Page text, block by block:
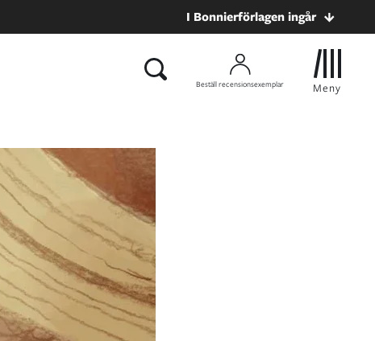
I Bonnierförlagen ingår
Beställ recensionsexemplar Meny